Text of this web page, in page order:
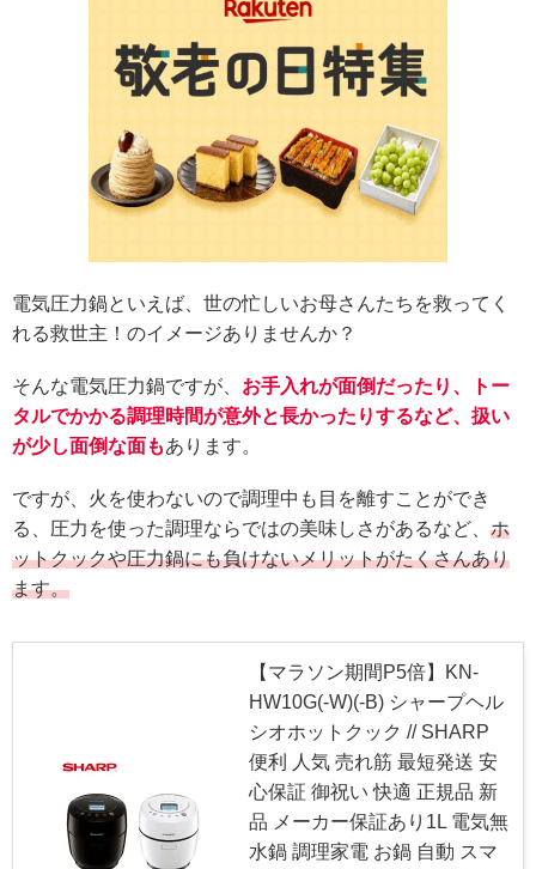
電気圧力鍋といえば、世の忙しいお母さんたちを救ってく
れる救世主！のイメージありませんか？
そんな電気圧力鍋ですが、 お手入れが面倒だったり、トー
タルでかかる調理時間が意外と長かったりするなど、扱い
が少し面倒な面もあります。
ですが、火を使わないので調理中も目を離すことができ
る、圧力を使った調理ならではの美味しさがあるなど、 ホ
ットクックや圧力鍋にも負けないメリットがたくさんあり
ます。
【マラソン期間P5倍】KN-
HW10G(-W)(-B) シャープヘル
シオホットクック // SHARP
便利 人気 売れ筋 最短発送 安
心保証 御祝い 快適 正規品 新
品 メーカー保証あり1L 電気無
水鍋 調理家電 お鍋 自動 スマ